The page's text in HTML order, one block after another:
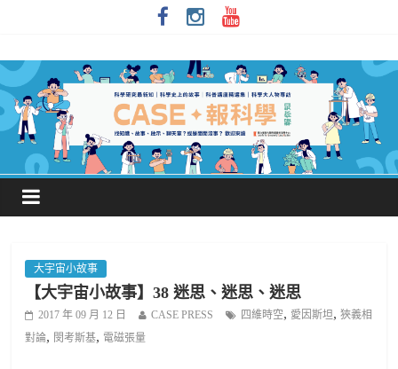
大宇宙小故事
【大宇宙小故事】38 迷思、迷思、迷思
2017 年 09 月 12 日 CASE PRESS 四維時空, 愛因斯坦,狹義相
對論, 閔考斯基, 電磁張量